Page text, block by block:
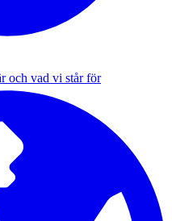
och vad vi står för